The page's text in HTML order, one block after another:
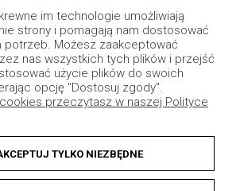
Płatność i dostawa
Moje konto
Pozostałe
im technologie umożliwiają
strony i pomagają nam dostosować
potrzeb. Możesz zaakceptować
nas wszystkich tych plików i przejść
użycie plików do swoich
opcję "Dostosuj zgody".
przeczytasz w naszej Polityce
TYLKO NIEZBĘDNE